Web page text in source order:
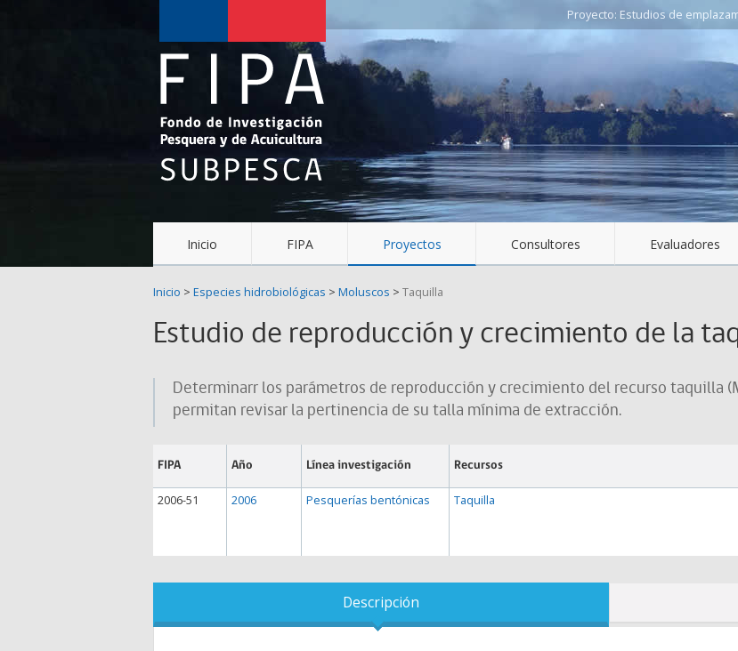
Estudios de
de
Investigación
Pesquera
y
Acuicultura
(FIPA)-
SUBPESCA
Inicio FIPA Proyectos Consultores Evaluadores
Inicio > Especies hidrobiológicas > Moluscos > Taquilla
Estudio de reproducción y crecimiento de la
Determinarr los parámetros de reproducción y crecimiento del recurso taquilla
permitan revisar la pertinencia de su talla mínima de extracción.
FIPA
2006-51
Año
2006
Línea investigación
Pesquerías bentónicas
Recursos
Taquilla
Descripción